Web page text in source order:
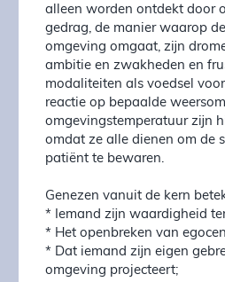
alleen worden ontdekt door
gedrag, de manier waarop
omgeving omgaat, zijn
ambitie en zwakheden en
modaliteiten als voedsel
reactie op bepaalde
omgevingstemperatuur zijn
omdat ze alle dienen om de
patiënt te bewaren.
Genezen vanuit de kern
* Iemand zijn waardigheid
* Het openbreken van
* Dat iemand zijn eigen
omgeving projecteert;